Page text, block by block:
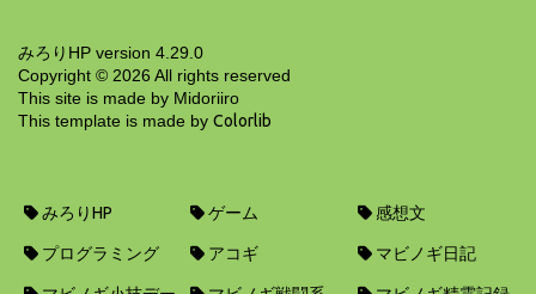
みろりHP version 4.29.0
Copyright © 2026 All rights reserved
This site is made by Midoriiro
This template is made by Colorlib
みろりHP ゲーム 感想文
プログラミング アコギ マビノギ日記